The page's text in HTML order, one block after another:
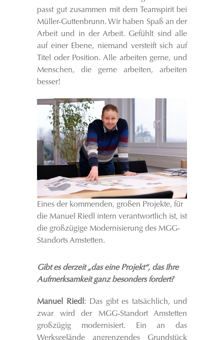
passt gut zusammen mit dem Teamspirit bei
Müller-Guttenbrunn. Wir haben Spaß an der
Arbeit und in der Arbeit. Gefühlt sind alle
auf einer Ebene, niemand versteift sich auf
Titel oder Position. Alle arbeiten gerne, und
Menschen, die gerne arbeiten, arbeiten
besser!
Eines der kommenden, großen Projekte, für
die Manuel Riedl intern verantwortlich ist, ist
die großzügige Modernisierung des MGG-
Standorts Amstetten.
Gibt es derzeit „das eine Projekt“, das Ihre
Aufmerksamkeit ganz besonders fordert?
Manuel Riedl : Das gibt es tatsächlich, und
zwar wird der MGG-Standort Amstetten
großzügig modernisiert. Ein an das
Werksgelände angrenzendes Grundstück